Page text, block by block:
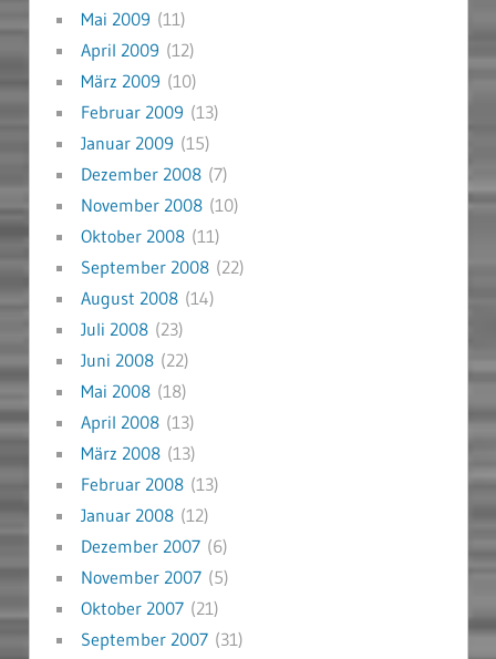
Mai 2009 (11)
April 2009 (12)
März 2009 (10)
Februar 2009 (13)
Januar 2009 (15)
Dezember 2008(7)
November 2008(10)
Oktober 2008(11)
September 2008(22)
August 2008(14)
Juli 2008(23)
Juni 2008(22)
Mai 2008(18)
April 2008(13)
März 2008(13)
Februar 2008(13)
Januar 2008(12)
Dezember 2007(6)
November 2007(5)
Oktober 2007(21)
September 2007(31)